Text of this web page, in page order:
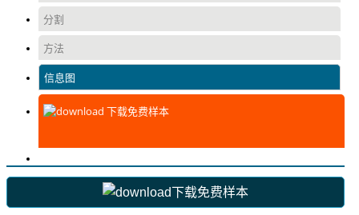
分割
方法
信息图
下载免费样本
下载免费样本